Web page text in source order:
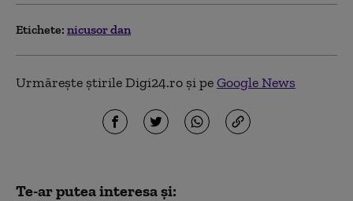
Etichete: nicusor dan
Urmărește știrile Digi24.ro și peGoogle News
Te-ar putea interesa și: